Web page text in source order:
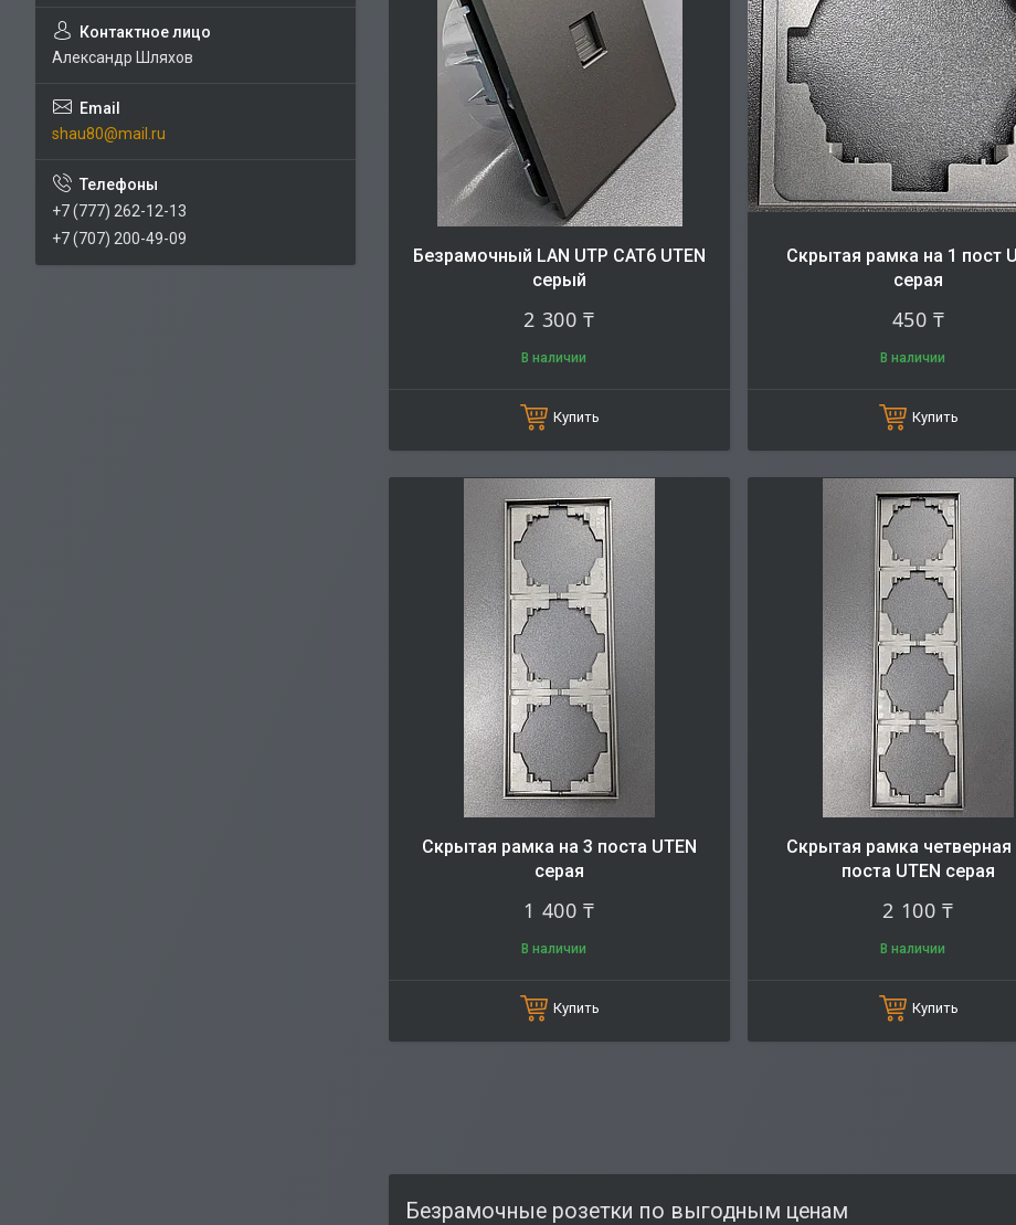
Безрамочный LAN UTP CAT6 UTEN
серый
2 300 ₸
В наличии
Купить
Скрытая рамка на 1 пост
серая
450 ₸
В наличии
Купить
Скрытая рамка на 3 поста UTEN
серая
1 400 ₸
В наличии
Купить
Скрытая рамка четверная
поста UTEN серая
2 100 ₸
В наличии
Купить
Безрамочные розетки по выгодным ценам
Александр Шляхов
shau80@mail.ru
+7 (777) 262-12-13
+7 (707) 200-49-09